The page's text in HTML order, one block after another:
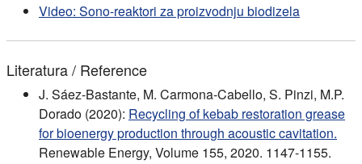
Video: Sono-reaktori za proizvodnju biodizela
Literatura / Reference
J. Sáez-Bastante, M. Carmona-Cabello, S. Pinzi, M.P.
Dorado (2020): Recycling of kebab restoration grease
for bioenergy production through acoustic cavitation.
Renewable Energy, Volume 155, 2020. 1147-1155.